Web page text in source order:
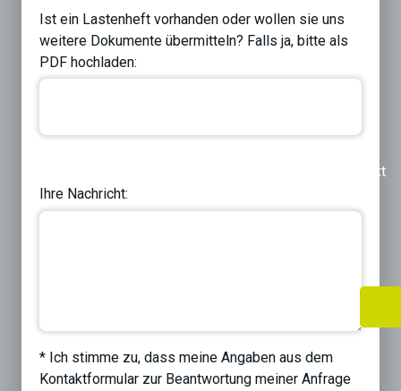
Ist ein Lastenheft vorhanden oder wollen sie uns
weitere Dokumente übermitteln? Falls ja, bitte als
PDF hochladen:
Next
Ihre Nachricht:
* Ich stimme zu, dass meine Angaben aus dem
Kontaktformular zur Beantwortung meiner Anfrage